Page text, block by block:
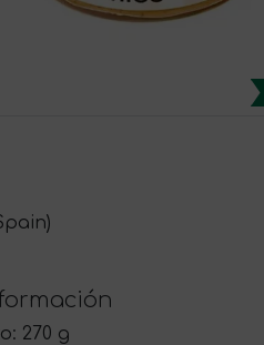
270 g